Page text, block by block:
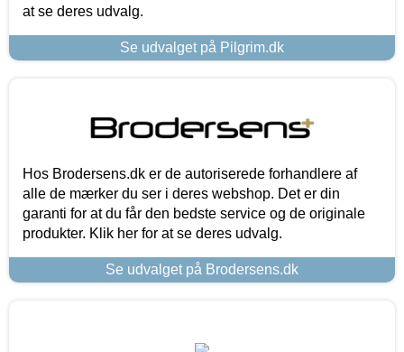
at se deres udvalg.
Se udvalget på Pilgrim.dk
Hos Brodersens.dk er de autoriserede forhandlere af
alle de mærker du ser i deres webshop. Det er din
garanti for at du får den bedste service og de originale
produkter. Klik her for at se deres udvalg.
Se udvalget på Brodersens.dk